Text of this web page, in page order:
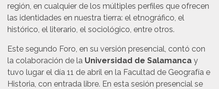
región, en cualquier de los múltiples perfiles que ofrecen
las identidades en nuestra tierra: el etnográfico, el
histórico, el literario, el sociológico, entre otros.
Este segundo Foro, en su versión presencial, contó con
la colaboración de la Universidad de Salamanca y
tuvo lugar el día 11 de abril en la Facultad de Geografía e
Historia, con entrada libre. En esta sesión presencial se